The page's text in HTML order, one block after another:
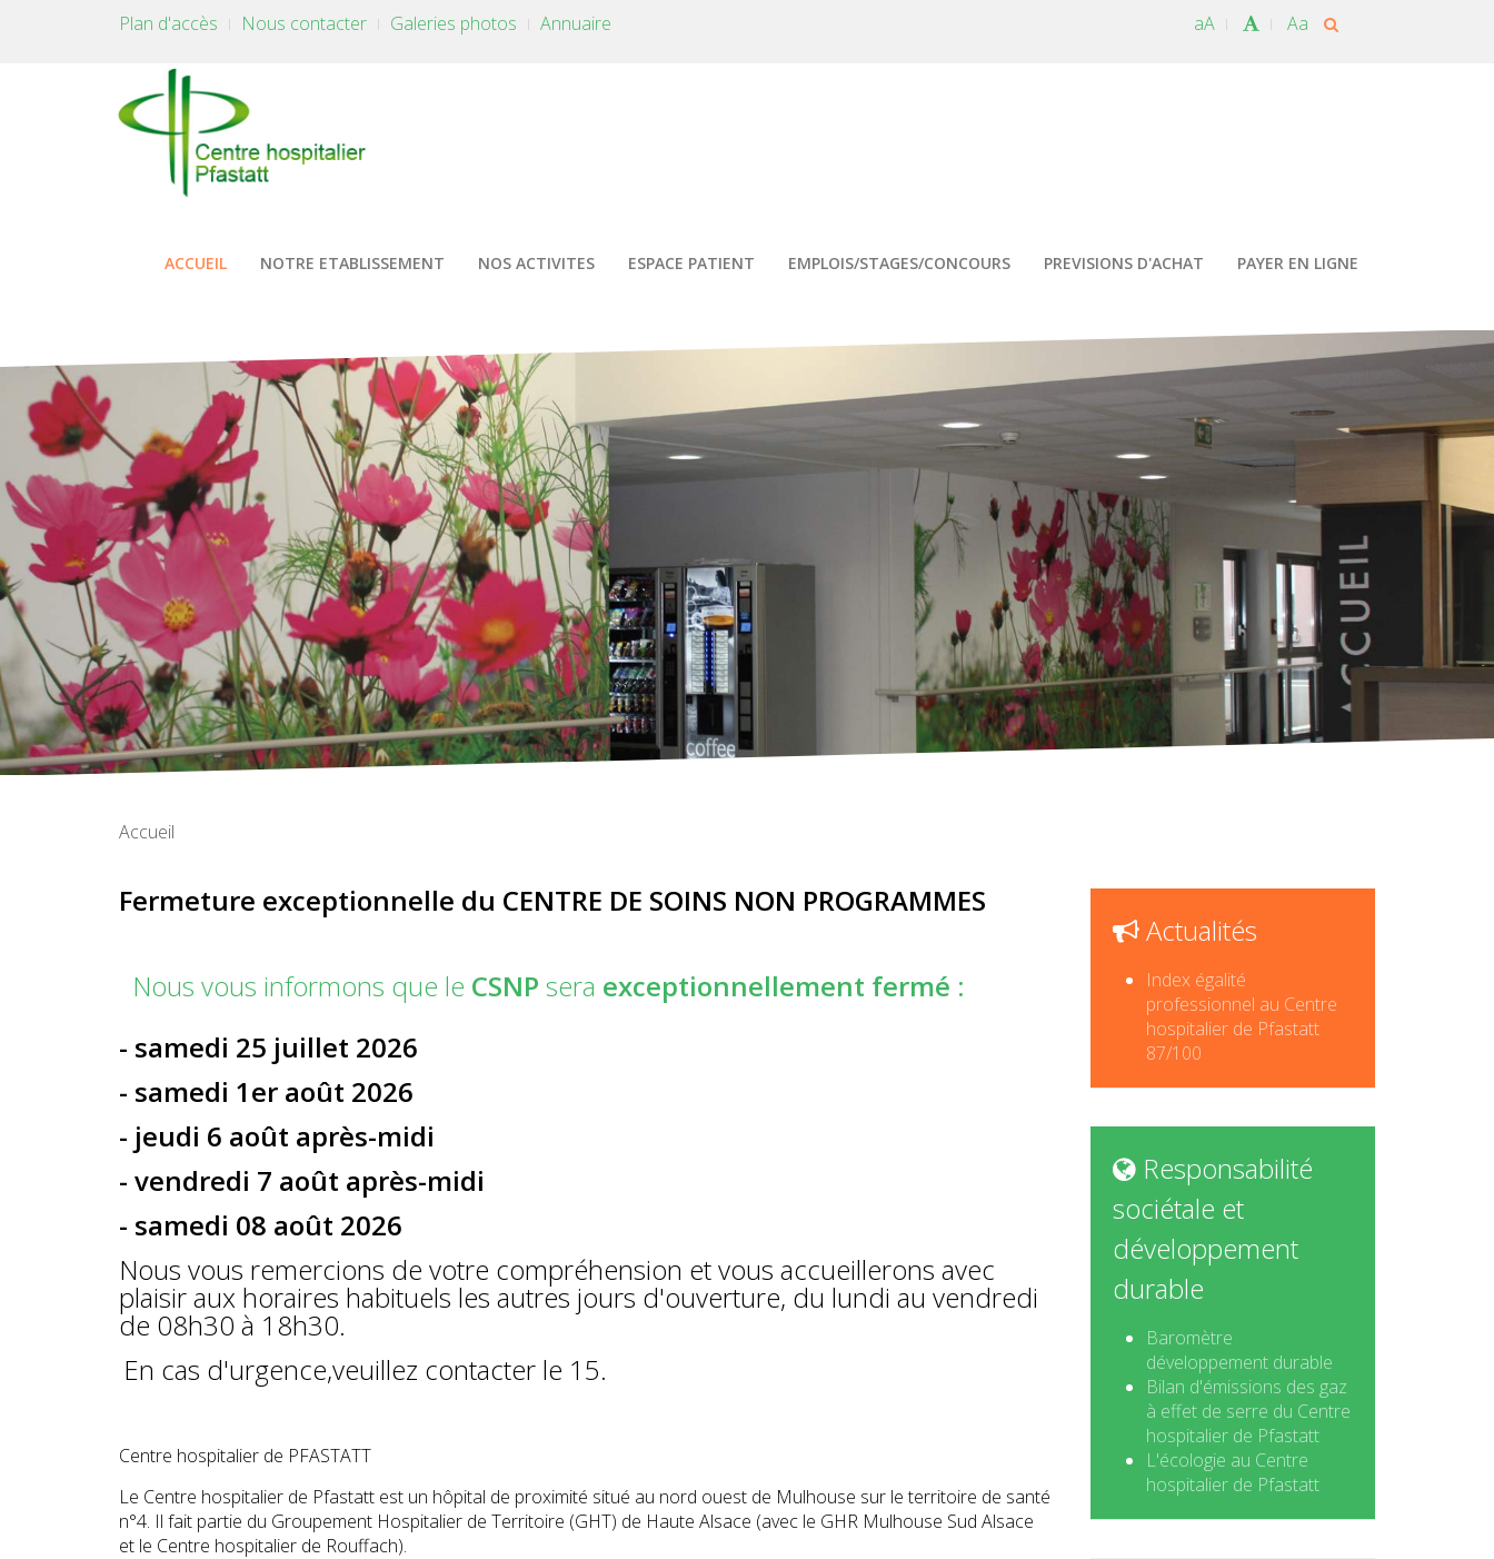
Plan d'accès Nous contacter Galeries photos Annuaire aA Aa
ACCUEIL NOTRE ETABLISSEMENT NOS ACTIVITES ESPACE PATIENT EMPLOIS/STAGES/CONCOURS PREVISIONS D'ACHAT PAYER EN LIGNE
Accueil
Fermeture exceptionnelle du CENTRE DE SOINS NON PROGRAMMES
Nous vous informons que le CSNP sera exceptionnellement fermé :
- samedi 25 juillet 2026
- samedi 1er août 2026
- jeudi 6 août après-midi
- vendredi 7 août après-midi
- samedi 08 août 2026
Nous vous remercions de votre compréhension et vous accueillerons avec
plaisir aux horaires habituels les autres jours d'ouverture, du lundi au vendredi
de 08h30 à 18h30.
En cas d'urgence,veuillez contacter le 15.
Centre hospitalier de PFASTATT
Le Centre hospitalier de Pfastatt est un hôpital de proximité situé au nord ouest de Mulhouse sur le territoire de santé
n°4. Il fait partie du Groupement Hospitalier de Territoire (GHT) de Haute Alsace (avec le GHR Mulhouse Sud Alsace
et le Centre hospitalier de Rouffach).
Actualités
Index égalité
professionnel au Centre
hospitalier de Pfastatt
87/100
Responsabilité
sociétale et
développement
durable
Baromètre
développement durable
Bilan d'émissions des gaz
à effet de serre du Centre
hospitalier de Pfastatt
L'écologie au Centre
hospitalier de Pfastatt